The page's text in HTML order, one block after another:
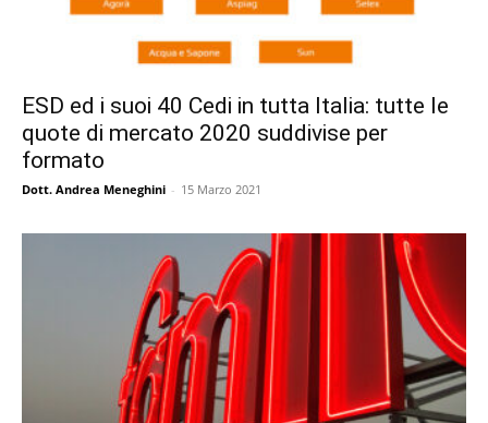
ESD ed i suoi 40 Cedi in tutta Italia: tutte le
quote di mercato 2020 suddivise per
formato
Dott. Andrea Meneghini - 15 Marzo 2021